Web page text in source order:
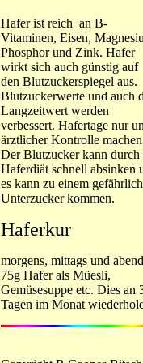
Hafer ist reich an B-
Vitaminen, Eisen,
Phosphor und Zink. Hafer
wirkt sich auch günstig auf
den Blutzuckerspiegel aus.
Blutzuckerwerte und auch
Langzeitwert werden
verbessert. Hafertage nur
ärztlicher Kontrolle
Der Blutzucker kann durch
Haferdiät schnell absinken
es kann zu einem
Unterzucker kommen.
Haferkur
morgens, mittags und
75g Hafer als Müesli,
Gemüsesuppe etc. Dies an
Tagen im Monat